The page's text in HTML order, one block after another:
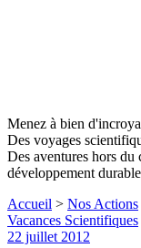
Menez à bien
Des voyages
Des aventures hors du
développement durable
Accueil > Nos Actions
Vacances Scientifiques
22 juillet 2012